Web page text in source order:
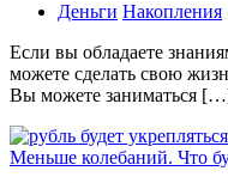
Деньги Накопления
Если вы обладаете
можете сделать свою
Вы можете заниматься
Меньше колебаний. Что